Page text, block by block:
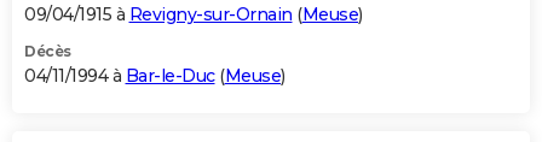
09/04/1915 à Revigny-sur-Ornain (Meuse)
Décès
04/11/1994 à Bar-le-Duc(Meuse)